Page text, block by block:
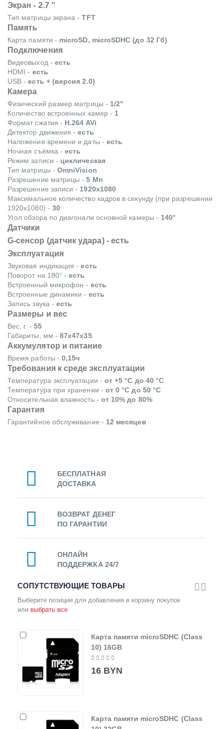
Экран - 2.7 ''
Тип матрицы экрана -TFT
Память
Карта памяти - microSD, microSDHC (до 32 Гб)
Подключения
Видеовыход - есть
HDMI - есть
USB -есть + (версия 2.0)
Камера
Физический размер матрицы - 1/2"
Количество встроенных камер - 1
Формат сжатия - H.264 AVi
Детектор движения -есть
Наложение времени и даты - есть
Ночная съёмка -есть
Режим записи - циклическая
Тип матрицы - OmniVision
Разрешение матрицы - 5 Мп
Разрешение записи - 1920x1080
Максимальное количество кадров в секунду (при разрешении
1920x1080) - 30
Угол обзора по диагонали основной камеры - 140°
Датчики
G-сенсор (датчик удара) - есть
Эксплуатация
Звуковая индикация -есть
Поворот на 180° -есть
Встроенный микрофон - есть
Встроенные динамики - есть
Запись звука -есть
Размеры и вес
Вес, г. - 55
Габариты, мм -87x47x35
Аккумулятор и питание
Время работы -0,15ч
Требования к среде эксплуатации
Температура эксплуатации - от +5 °С до 40 °С
Температура при хранении - от 0 °С до 50 °С
Относительная влажность - от 10% до 80%
Гарантия
Гарантийное обслуживание - 12 месяцев
БЕСПЛАТНАЯ
ДОСТАВКА
ВОЗВРАТ ДЕНЕГ
ПО ГАРАНТИИ
ОНЛАЙН
ПОДДЕРЖКА 24/7
СОПУТСТВУЮЩИЕ ТОВАРЫ
Выберите позиции для добавления в корзину покупок
или выбрать все
Карта памяти microSDHC (Class
10) 16GB
16 BYN
Карта памяти microSDHC (Class